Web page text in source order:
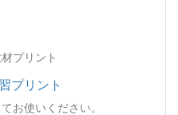
プリント
プリント
お使いください。